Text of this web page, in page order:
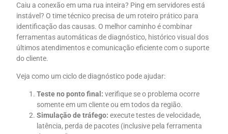
Caiu a conexão em uma rua inteira? Ping em servidores está
instável? O time técnico precisa de um roteiro prático para
identificação das causas. O melhor caminho é combinar
ferramentas automáticas de diagnóstico, histórico visual dos
últimos atendimentos e comunicação eficiente com o suporte
do cliente.
Veja como um ciclo de diagnóstico pode ajudar:
Teste no ponto final: verifique se o problema ocorre
somente em um cliente ou em todos da região.
Simulação de tráfego: execute testes de velocidade,
latência, perda de pacotes (inclusive pela ferramenta